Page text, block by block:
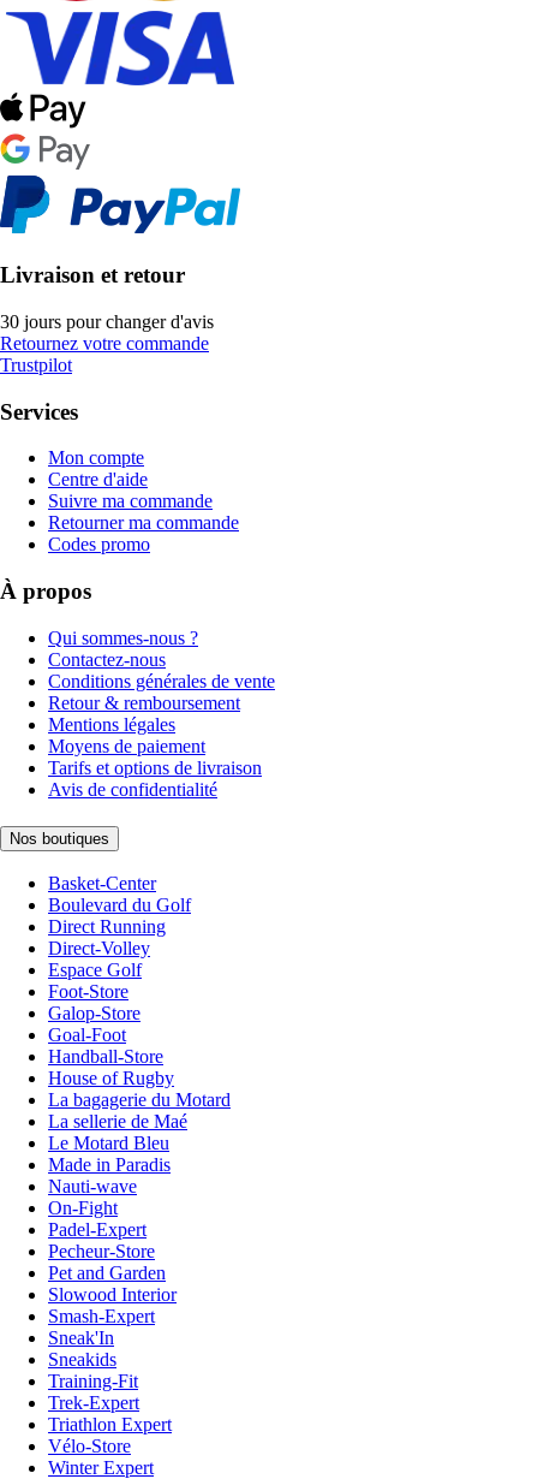
Livraison et retour
30 jours pour changer d'avis
Retournez votre commande
Trustpilot
Services
Mon compte
Centre d'aide
Suivre ma commande
Retourner ma commande
Codes promo
À propos
Qui sommes-nous ?
Contactez-nous
Conditions générales de vente
Retour & remboursement
Mentions légales
Moyens de paiement
Tarifs et options de livraison
Avis de confidentialité
Nos boutiques
Basket-Center
Boulevard du Golf
Direct Running
Direct-Volley
Espace Golf
Foot-Store
Galop-Store
Goal-Foot
Handball-Store
House of Rugby
La bagagerie du Motard
La sellerie de Maé
Le Motard Bleu
Made in Paradis
Nauti-wave
On-Fight
Padel-Expert
Pecheur-Store
Pet and Garden
Slowood Interior
Smash-Expert
Sneak'In
Sneakids
Training-Fit
Trek-Expert
Triathlon Expert
Vélo-Store
Winter Expert